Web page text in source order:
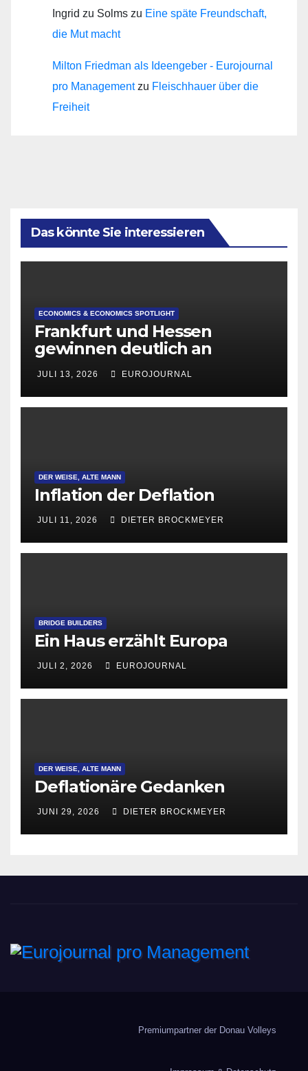
Ingrid zu Solms zu Eine späte Freundschaft,
die Mut macht
Milton Friedman als Ideengeber - Eurojournal
pro Managementzu Fleischhauer über die
Freiheit
Das könnte Sie interessieren
ECONOMICS & ECONOMICS SPOTLIGHT
Frankfurt und Hessen
gewinnen deutlich an
Attraktivität für Startup-
Gründungen
JULI 13, 2026 EUROJOURNAL
DER WEISE, ALTE MANN
Inflation der Deflation
JULI 11, 2026 DIETER BROCKMEYER
BRIDGE BUILDERS
Ein Haus erzählt Europa
JULI 2, 2026 EUROJOURNAL
DER WEISE, ALTE MANN
Deflationäre Gedanken
JUNI 29, 2026 DIETER BROCKMEYER
Premiumpartner der Donau Volleys